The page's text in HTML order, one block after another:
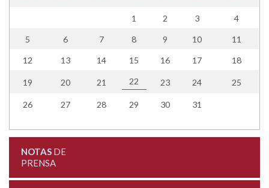
1 2 3 4
5 6 7 8 9 10 11
12 13 14 15 16 17 18
19 20 21 22 23 24 25
26 27 28 29 30 31
NOTASDE
PRENSA